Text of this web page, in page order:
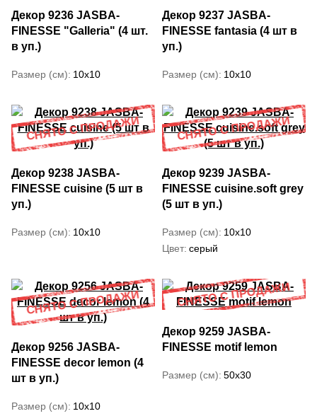
Декор 9236 JASBA-
FINESSE "Galleria" (4 шт.
в уп.)
Размер (см) 10x10
Декор 9237 JASBA-
FINESSE fantasia (4 шт в
уп.)
Размер (см) 10x10
Декор 9238 JASBA-
FINESSE cuisine (5 шт в
уп.)
Размер (см) 10x10
Декор 9239 JASBA-
FINESSE cuisine.soft grey
(5 шт в уп.)
Размер (см) 10x10
Цвет серый
Декор 9256 JASBA-
FINESSE decor lemon (4
шт в уп.)
Размер (см) 10x10
Декор 9259 JASBA-
FINESSE motif lemon
Размер (см) 50x30